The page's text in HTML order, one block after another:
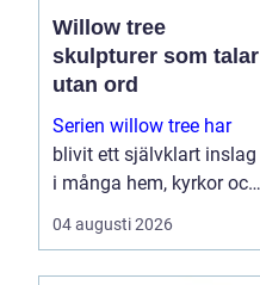
Willow tree
skulpturer som talar
utan ord
Serien willow tree har
blivit ett självklart inslag
i många hem, kyrkor och
arbetsrum. De stilla
figurerna utan ansikten
04 augusti 2026